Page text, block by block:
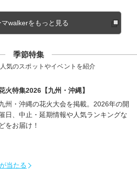
マwalkerをもっと見る
季節特集
気のスポットやイベントを紹介
火特集2026【九州・沖縄】
州・沖縄の花火大会を掲載。2026年の開
日、中止・延期情報や人気ランキングな
どをお届け！
当たる